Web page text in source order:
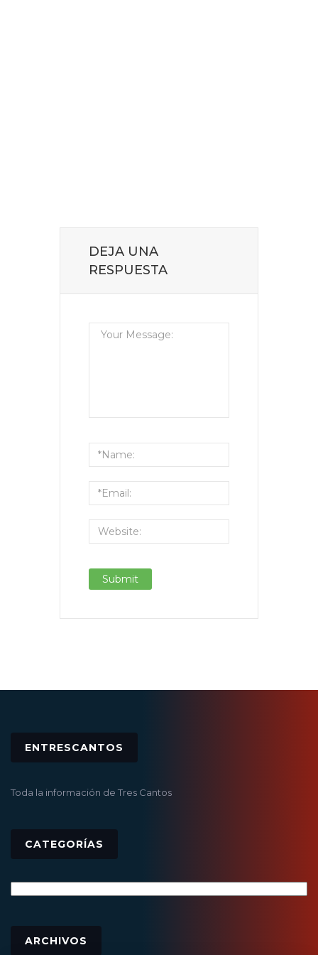
DEJA UNA
RESPUESTA
ENTRESCANTOS
Toda la información de Tres Cantos
CATEGORÍAS
ARCHIVOS